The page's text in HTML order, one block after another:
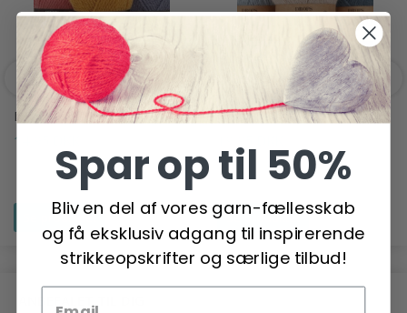
DROPS ALASKA
14,95 DKK
Se produktet
DROPS NORD
Se produktet
ANBEFALET TIL DIG
Spar op til 50%
Bliv en del af vores garn-fællesskab
og få eksklusiv adgang til inspirerende
strikkeopskrifter og særlige tilbud!